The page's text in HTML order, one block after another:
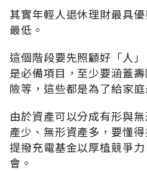
其實年輕人退休理財最具
最低。
這個階段要先照顧好「人
是必備項目，至少要涵蓋
險等，這些都是為了給家
由於資產可以分成有形與
產少、無形資產多，要懂
提撥充電基金以厚植競爭
會。